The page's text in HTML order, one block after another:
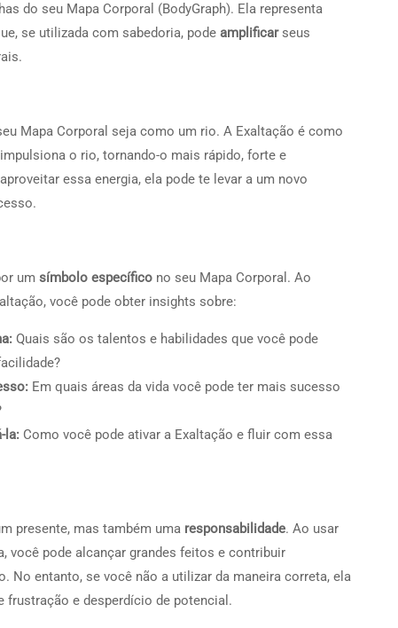
do seu Mapa Corporal (BodyGraph). Ela representa
se utilizada com sabedoria, pode amplificarseus
Mapa Corporal seja como um rio. A Exaltação é como
o rio, tornando-o mais rápido, forte e
essa energia, ela pode te levar a um novo
um símbolo específico no seu Mapa Corporal. Ao
você pode obter insights sobre:
Quais são os talentos e habilidades que você pode
Em quais áreas da vida você pode ter mais sucesso
la: Como você pode ativar a Exaltação e fluir com essa
presente, mas também uma responsabilidade. Ao usar
você pode alcançar grandes feitos e contribuir
No entanto, se você não a utilizar da maneira correta, ela
frustração e desperdício de potencial.